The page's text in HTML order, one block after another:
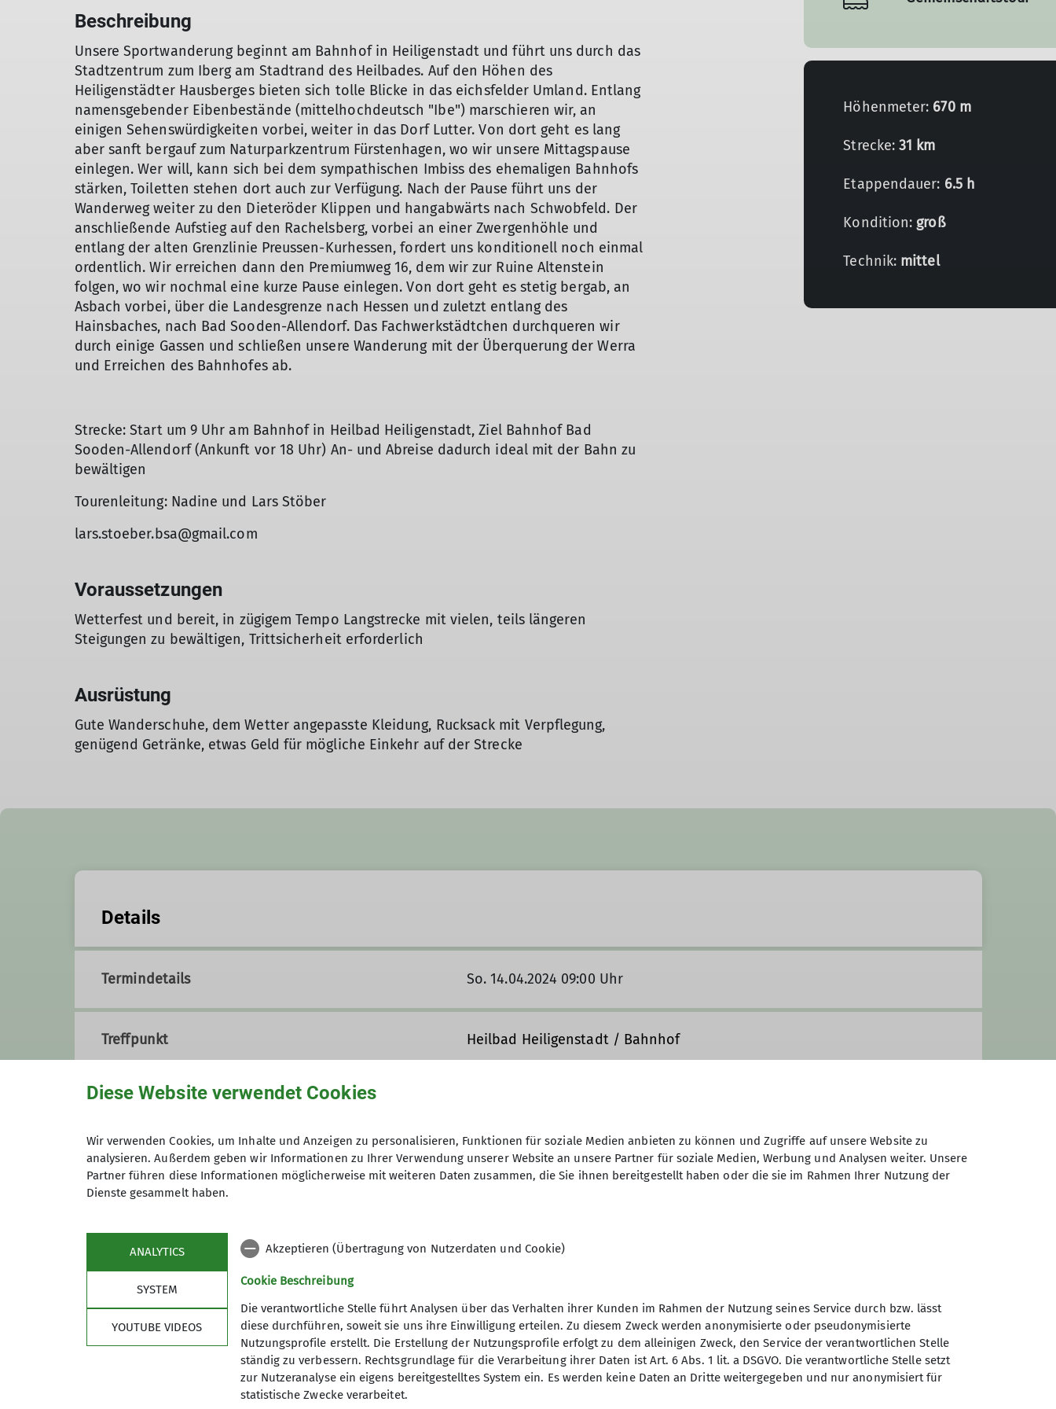
Beschreibung
Unsere Sportwanderung beginnt am Bahnhof in Heiligenstadt und führt uns durch das
Stadtzentrum zum Iberg am Stadtrand des Heilbades. Auf den Höhen des
Heiligenstädter Hausberges bieten sich tolle Blicke in das eichsfelder Umland. Entlang
namensgebender Eibenbestände (mittelhochdeutsch "Ibe") marschieren wir, an
einigen Sehenswürdigkeiten vorbei, weiter in das Dorf Lutter. Von dort geht es lang
aber sanft bergauf zum Naturparkzentrum Fürstenhagen, wo wir unsere Mittagspause
einlegen. Wer will, kann sich bei dem sympathischen Imbiss des ehemaligen Bahnhofs
stärken, Toiletten stehen dort auch zur Verfügung. Nach der Pause führt uns der
Wanderweg weiter zu den Dieteröder Klippen und hangabwärts nach Schwobfeld. Der
anschließende Aufstieg auf den Rachelsberg, vorbei an einer Zwergenhöhle und
entlang der alten Grenzlinie Preussen-Kurhessen, fordert uns konditionell noch einmal
ordentlich. Wir erreichen dann den Premiumweg 16, dem wir zur Ruine Altenstein
folgen, wo wir nochmal eine kurze Pause einlegen. Von dort geht es stetig bergab, an
Asbach vorbei, über die Landesgrenze nach Hessen und zuletzt entlang des
Hainsbaches, nach Bad Sooden-Allendorf. Das Fachwerkstädtchen durchqueren wir
durch einige Gassen und schließen unsere Wanderung mit der Überquerung der Werra
und Erreichen des Bahnhofes ab.
Strecke: Start um 9 Uhr am Bahnhof in Heilbad Heiligenstadt, Ziel Bahnhof Bad
Sooden-Allendorf (Ankunft vor 18 Uhr) An- und Abreise dadurch ideal mit der Bahn zu
bewältigen
Tourenleitung: Nadine und Lars Stöber
lars.stoeber.bsa@gmail.com
Voraussetzungen
Wetterfest und bereit, in zügigem Tempo Langstrecke mit vielen, teils längeren
Steigungen zu bewältigen, Trittsicherheit erforderlich
Ausrüstung
Gute Wanderschuhe, dem Wetter angepasste Kleidung, Rucksack mit Verpflegung,
genügend Getränke, etwas Geld für mögliche Einkehr auf der Strecke
Höhenmeter: 670 m
Strecke:31 km
Etappendauer: 6.5 h
Kondition: groß
Technik: mittel
Details
Termindetails So. 14.04.2024 09:00 Uhr
Treffpunkt Heilbad Heiligenstadt / Bahnhof
Gruppe
Sportwandergruppe
möchten den sportlichen Aspekt des Wanderns in den Vordergrund stellen. Dabei sind die Anforderungen an die
- 30 Kilometer) und gegebenenfalls durch die Anzahl der Höhenmeter dar. Bei einigen Wanderungen ist Trittsicherheit
erforderlich, sowie das Überwinden von Hindernissen, da die Routen auch quer durch den Wald verlaufen können.
Wer teilnimmt sollte die eigene Wandergeschwindigkeit und Kondition realistisch einschätzen können. Ansonsten bietet
es sich an, sich vorab in der anderen Wandergruppe auszuprobieren.
Als Gast sind Sie bei ungefähr drei Probewanderungen gerne willkommen. Wenn Sie Gefallen an unseren Wanderungen
gefunden haben, freuen wir uns über Ihre Mitgliedschaft im DAV bei der Sektion Göttingen.
Wir wandern an jedem 2. Sonntag im Monat von Februar bis November.
Aktuelles
Sektion Göttingen des
Diese Website verwendet Cookies
Wir verwenden Cookies, um Inhalte und Anzeigen zu personalisieren, Funktionen für soziale Medien anbieten zu können und Zugriffe auf unsere Website zu
analysieren. Außerdem geben wir Informationen zu Ihrer Verwendung unserer Website an unsere Partner für soziale Medien, Werbung und Analysen weiter. Unsere
Partner führen diese Informationen möglicherweise mit weiteren Daten zusammen, die Sie ihnen bereitgestellt haben oder die sie im Rahmen Ihrer Nutzung der
Dienste gesammelt haben.
ANALYTICS
SYSTEM
YOUTUBE VIDEOS
Akzeptieren (Übertragung von Nutzerdaten und Cookie)
Cookie Beschreibung
Die verantwortliche Stelle führt Analysen über das Verhalten ihrer Kunden im Rahmen der Nutzung seines Service durch bzw. lässt
diese durchführen, soweit sie uns ihre Einwilligung erteilen. Zu diesem Zweck werden anonymisierte oder pseudonymisierte
Nutzungsprofile erstellt. Die Erstellung der Nutzungsprofile erfolgt zu dem alleinigen Zweck, den Service der verantwortlichen Stelle
ständig zu verbessern. Rechtsgrundlage für die Verarbeitung ihrer Daten ist Art. 6 Abs. 1 lit. a DSGVO. Die verantwortliche Stelle setzt
zur Nutzeranalyse ein eigens bereitgestelltes System ein. Es werden keine Daten an Dritte weitergegeben und nur anonymisiert für
statistische Zwecke verarbeitet.